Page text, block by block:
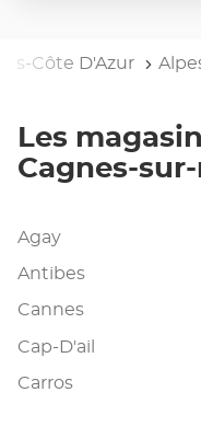
informations
DU
POINT
CAGNES-
SUR-
MER
Côte D'Azur
Les
Cagnes-
Agay
Antibes
Cannes
Cap-D'ail
Carros